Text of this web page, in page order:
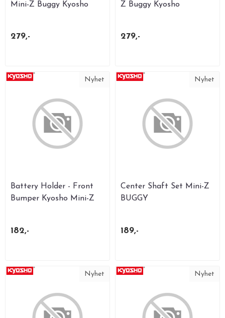
Mini-Z Buggy Kyosho
279,-
Z Buggy Kyosho
279,-
Nyhet
Battery Holder - Front
Bumper Kyosho Mini-Z
182,-
Nyhet
Center Shaft Set Mini-Z
BUGGY
189,-
Nyhet Nyhet